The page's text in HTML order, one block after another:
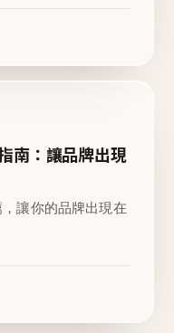
南：讓品牌出現
讓你的品牌出現在